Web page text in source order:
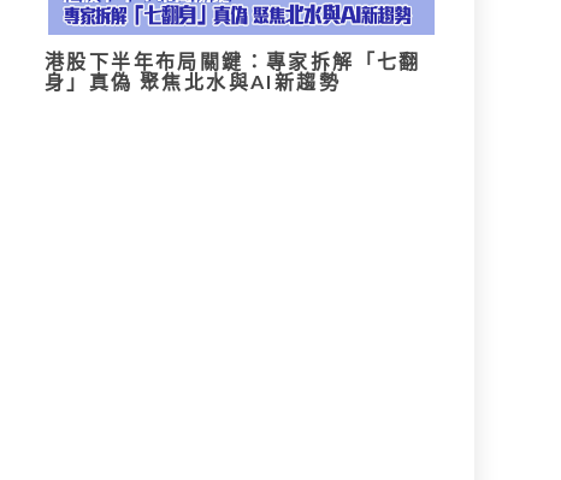
港股下半年布局關鍵：專家拆解「七翻
身」真偽 聚焦北水與AI新趨勢